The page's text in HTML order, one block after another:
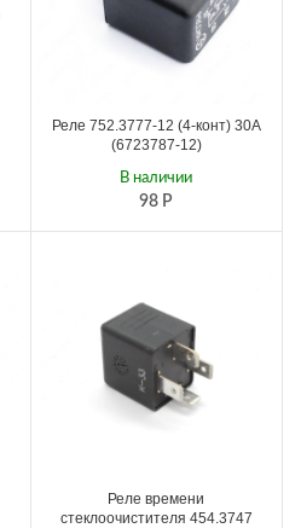
Реле 752.3777-12 (4-конт) 30А
(6723787-12)
98 Р
В наличии
Реле времени
стеклоочистителя 454.3747